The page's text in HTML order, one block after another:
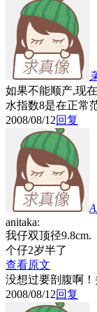
如果不能顺产,现
水指数8是在正常
2008/08/12回复
anitaka:
我仔双顶径
个仔2岁半了
查看原文
没想过要剖腹啊
2008/08/12回复